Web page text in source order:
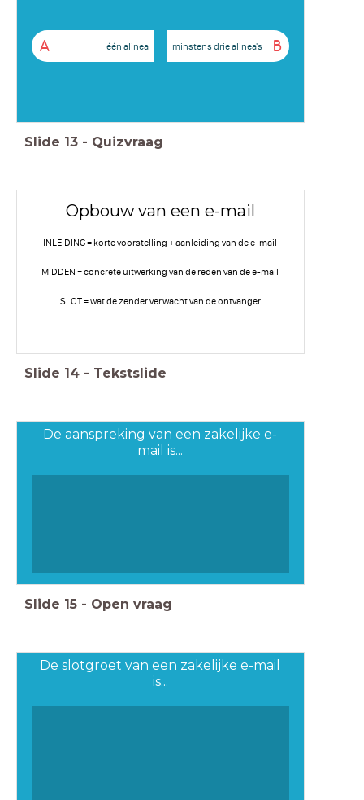
A één alinea B
minstens drie alinea's
Slide 13 - Quizvraag
Opbouw van een e-mail
INLEIDING = korte voorstelling + aanleiding van de e-mail
MIDDEN = concrete uitwerking van de reden van de e-mail
SLOT = wat de zender verwacht van de ontvanger
Slide 14 - Tekstslide
De aanspreking van een zakelijke e-
mail is...
Slide 15 - Open vraag
De slotgroet van een zakelijke e-mail
is...